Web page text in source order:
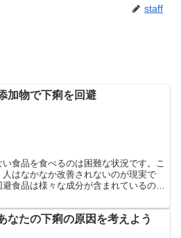
staff
加物で下痢を回避
食品を食べるのは困難な状況です。こ
はなかなか改善されないのが現実で
食品は様々な成分が含まれているの
なたの下痢の原因を考えよう